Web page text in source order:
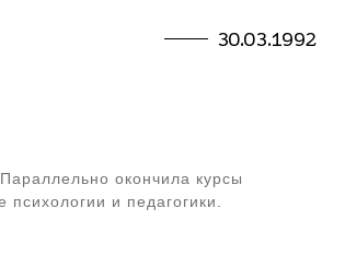
30.03.1992
окончила курсы
и педагогики.